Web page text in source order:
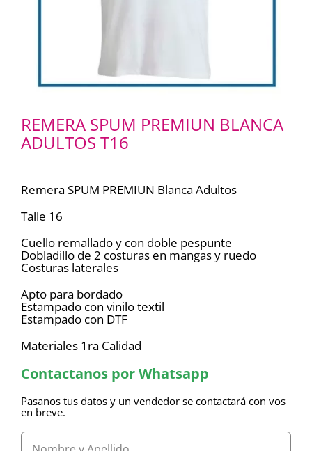
REMERA SPUM PREMIUN BLANCA
ADULTOS T16
Remera SPUM PREMIUN Blanca Adultos
Talle 16
Cuello remallado y con doble pespunte
Dobladillo de 2 costuras en mangas y ruedo
Costuras laterales
Apto para bordado
Estampado con vinilo textil
Estampado con DTF
Materiales 1ra Calidad
Contactanos por Whatsapp
Pasanos tus datos y un vendedor se contactará con vos
en breve.